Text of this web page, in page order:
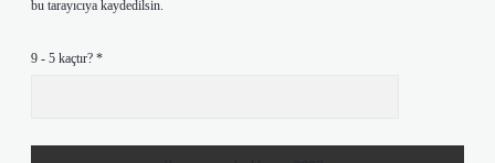
bu tarayıcıya kaydedilsin.
9 - 5 kaçtır? *